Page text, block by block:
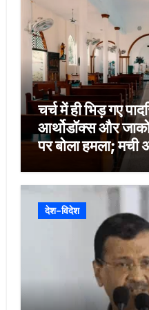
चर्च में ही भिड़ गए
आर्थोडॉक्स और
पर बोला हमला; मची
देश-विदेश